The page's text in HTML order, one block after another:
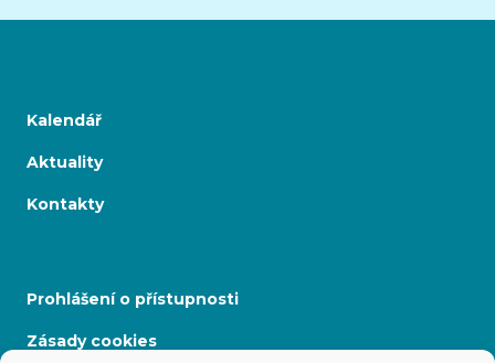
Kalendář
Aktuality
Kontakty
Prohlášení o přístupnosti
Zásady cookies